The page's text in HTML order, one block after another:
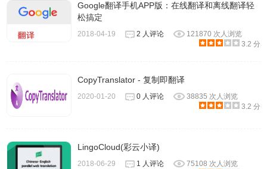
Google翻译手机APP版：在线翻译和离线翻译轻
松搞定
2018-04-19 2 人评论
121870 次人浏览
3.2 分
CopyTranslator - 复制即翻译
2020-01-20 0 人评论
38835 次人浏览
3.2 分
LingoCloud(彩云小译)
2018-06-29 1 人评论
75108 次人浏览